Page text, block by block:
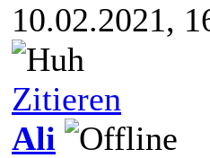
10.02.2021,
Zitieren
Ali